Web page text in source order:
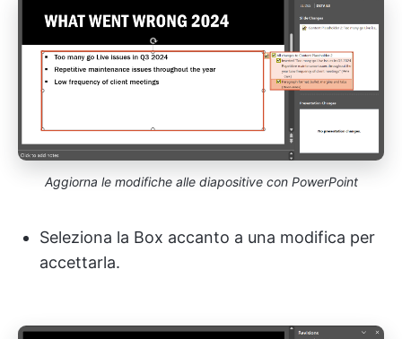
Aggiorna le modifiche alle diapositive con PowerPoint
Seleziona la Box accanto a una modifica per
accettarla.